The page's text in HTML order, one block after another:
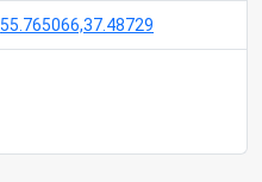
55.765066,37.48729